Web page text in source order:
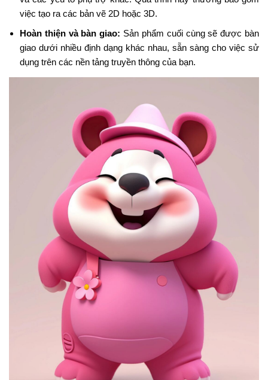
việc tạo ra các bản vẽ 2D hoặc 3D.
Hoàn thiện và bàn giao: Sản phẩm cuối cùng sẽ được bàn
giao dưới nhiều định dạng khác nhau, sẵn sàng cho việc sử
dụng trên các nền tảng truyền thông của bạn.